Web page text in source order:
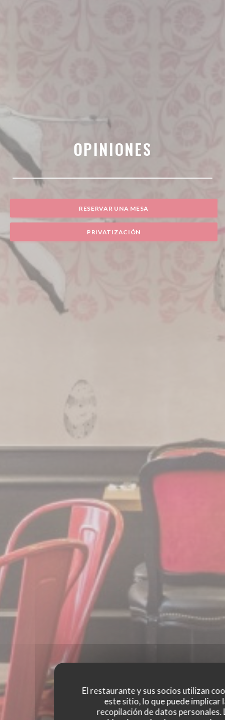
El restaurante y sus socios utilizan
este sitio, lo que puede implicar
recopilación de datos personales.
OPINIONES
RESERVAR UNA MESA
PRIVATIZACIÓN